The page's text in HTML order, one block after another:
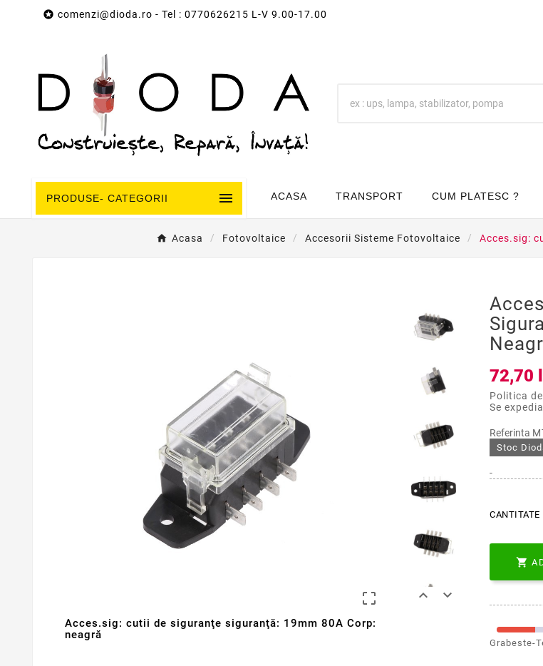
 comenzi@dioda.ro - Tel : 0770626215 L-V 9.00-17.00
PRODUSE- CATEGORII  ACASA TRANSPORT CUM PLATESC ?
Acasa Fotovoltaice Accesorii Sisteme Fotovoltaice Acces.sig:

Acces.sig: cutii de siguranţe siguranţă: 19mm 80A Corp:
neagră
 
72,70
Politica
Se
Referinta
Stoc
-
CANTITATE

Grabeste-